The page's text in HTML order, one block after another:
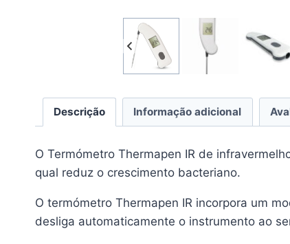
Descrição Informação adicional
O Termómetro Thermapen IR de
qual reduz o crescimento bacteriano.
O termómetro Thermapen IR incorpora um
desliga automaticamente o instrumento ao